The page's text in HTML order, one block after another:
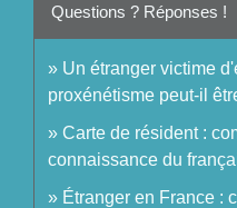
Questions ? Réponses !
Un étranger victime
proxénétisme peut-il
Carte de résident :
connaissance du
Étranger en France :